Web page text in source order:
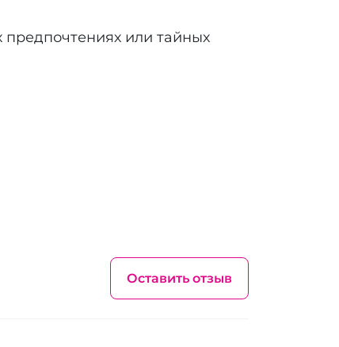
или тайных
Оставить отзыв